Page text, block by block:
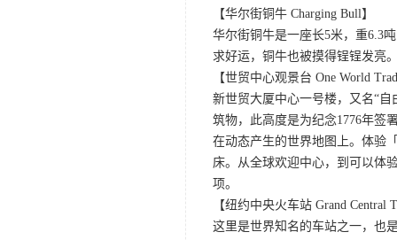
【华尔街铜牛 Charging Bull】
华尔街铜牛是一座长5米，重6.3
求好运，铜牛也被摸得锃锃发亮
【世贸中心观景台 One World
新世贸大厦中心一号楼，又名“
筑物，此高度是为纪念1776年签
在动态产生的世界地图上。体验
床。从全球欢迎中心，到可以体
项。
【纽约中央火车站 Grand Central
这里是世界知名的车站之一，也